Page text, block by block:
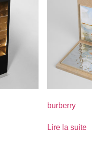
burberry
Lire la suite